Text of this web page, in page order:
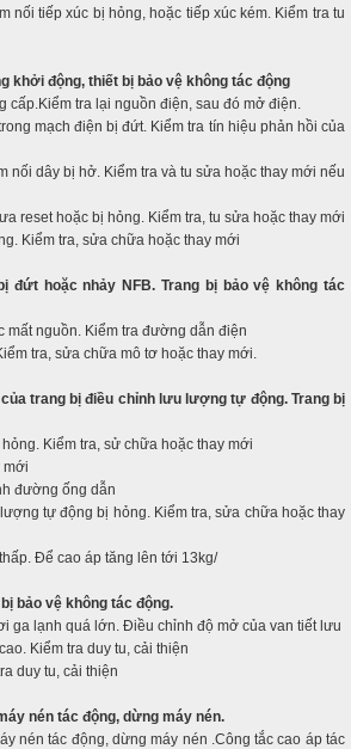
nối tiếp xúc bị hỏng, hoặc tiếp xúc kém. Kiểm tra tu
khởi động, thiết bị bảo vệ không tác động
cấp.Kiểm tra lại nguồn điện, sau đó mở điện.
mạch điện bị đứt. Kiểm tra tín hiệu phản hồi của
nối dây bị hở. Kiểm tra và tu sửa hoặc thay mới nếu
reset hoặc bị hỏng. Kiểm tra, tu sửa hoặc thay mới
Kiểm tra, sửa chữa hoặc thay mới
đứt hoặc nhảy NFB. Trang bị bảo vệ không tác
nguồn. Kiểm tra đường dẫn điện
tra, sửa chữa mô tơ hoặc thay mới.
trang bị điều chỉnh lưu lượng tự động. Trang bị
Kiểm tra, sử chữa hoặc thay mới
mới
đường ống dẫn
tự động bị hỏng. Kiểm tra, sửa chữa hoặc thay
Để cao áp tăng lên tới 13kg/
bảo vệ không tác động.
ga lạnh quá lớn. Điều chỉnh độ mở của van tiết lưu
Kiểm tra duy tu, cải thiện
duy tu, cải thiện
nén tác động, dừng máy nén.
nén tác động, dừng máy nén .Công tắc cao áp tác